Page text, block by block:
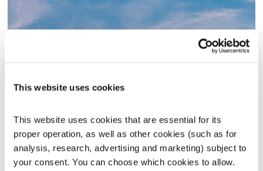
This website uses cookies
This website uses cookies that are essential for its
proper operation, as well as other cookies (such as for
analysis, research, advertising and marketing) subject to
your consent. You can choose which cookies to allow.
מרחב ריפוי – 31.1.25
מרחב ריפוי
אורי בנקהלטר
31.01.25
01:59:53